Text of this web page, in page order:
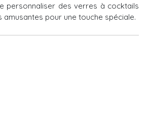
personnaliser des verres à cocktails
amusantes pour une touche spéciale.